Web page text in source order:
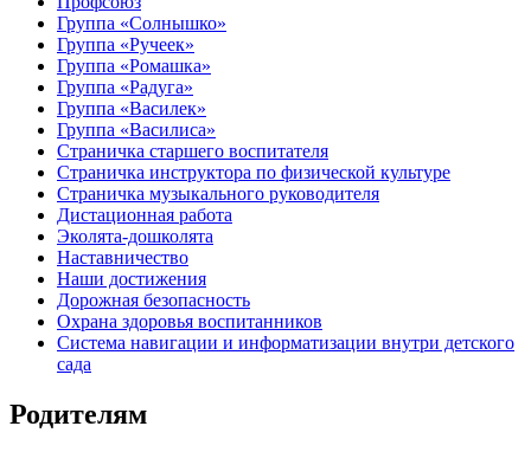
Группа «Солнышко»
Группа «Ручеек»
Группа «Ромашка»
Группа «Радуга»
Группа «Василек»
Группа «Василиса»
Страничка старшего воспитателя
Страничка инструктора по физической культуре
Страничка музыкального руководителя
Дистационная работа
Эколята-дошколята
Наставничество
Наши достижения
Дорожная безопасность
Охрана здоровья воспитанников
Система навигации и информатизации внутри детского
сада
Родителям